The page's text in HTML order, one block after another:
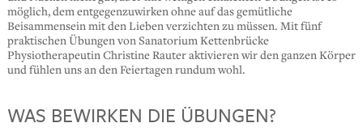
möglich, dem entgegenzuwirken ohne auf das gemütliche
Beisammensein mit den Lieben verzichten zu müssen. Mit fünf
praktischen Übungen von Sanatorium Kettenbrücke
Physiotherapeutin Christine Rauter aktivieren wir den ganzen Körper
und fühlen uns an den Feiertagen rundum wohl.
WAS BEWIRKEN DIE ÜBUNGEN?